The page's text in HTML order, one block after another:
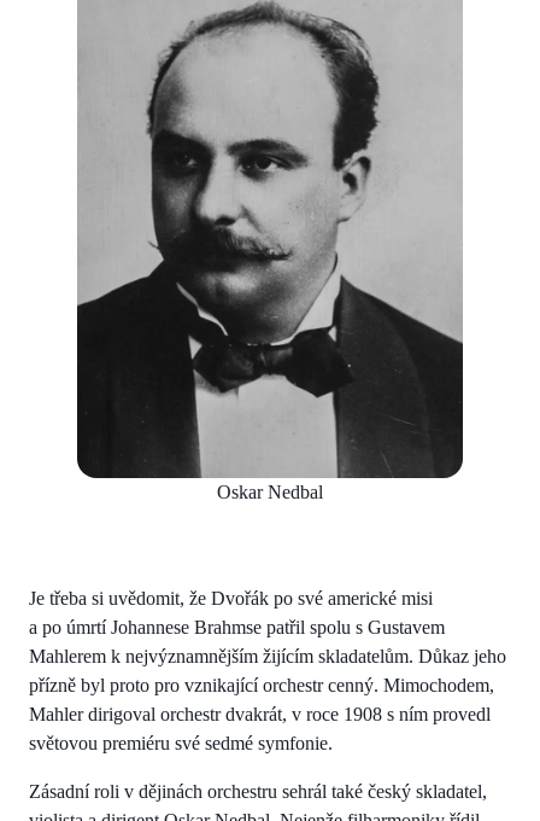
Oskar Nedbal
Je třeba si uvědomit, že Dvořák po své americké misi
a po úmrtí Johannese Brahmse patřil spolu s Gustavem
Mahlerem k nejvýznamnějším žijícím skladatelům. Důkaz jeho
přízně byl proto pro vznikající orchestr cenný. Mimochodem,
Mahler dirigoval orchestr dvakrát, v roce 1908 s ním provedl
světovou premiéru své sedmé symfonie.
Zásadní roli v dějinách orchestru sehrál také český skladatel,